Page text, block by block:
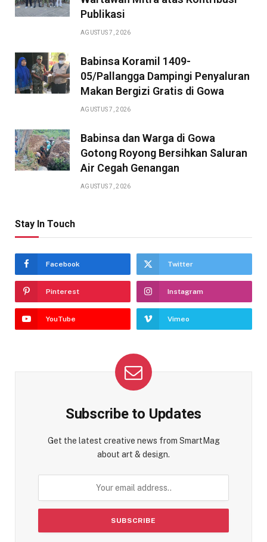
Publikasi
AGUSTUS 7, 2026
Babinsa Koramil 1409-
05/Pallangga Dampingi Penyaluran
Makan Bergizi Gratis di Gowa
AGUSTUS 7, 2026
Babinsa dan Warga di Gowa
Gotong Royong Bersihkan Saluran
Air Cegah Genangan
AGUSTUS 7, 2026
Stay In Touch
Facebook Twitter
Pinterest Instagram
YouTube Vimeo
Subscribe to Updates
Get the latest creative news from SmartMag
about art & design.